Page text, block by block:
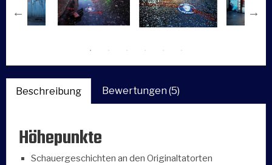
Beschreibung Bewertungen (5)
Höhepunkte
Schauergeschichten an den Originaltatorten